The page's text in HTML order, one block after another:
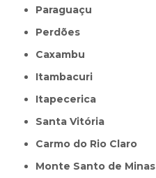
Paraguaçu
Perdões
Caxambu
Itambacuri
Itapecerica
Santa Vitória
Carmo do Rio Claro
Monte Santo de Minas